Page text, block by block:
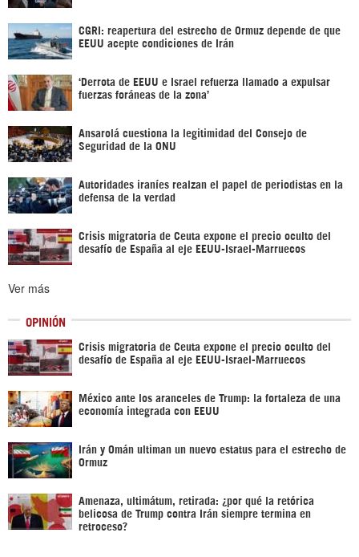
CGRI: reapertura del estrecho de Ormuz depende de que
EEUU acepte condiciones de Irán
‘Derrota de EEUU e Israel refuerza llamado a expulsar
fuerzas foráneas de la zona’
Ansarolá cuestiona la legitimidad del Consejo de
Seguridad de la ONU
Autoridades iraníes realzan el papel de periodistas en la
defensa de la verdad
Crisis migratoria de Ceuta expone el precio oculto del
desafío de España al eje EEUU-Israel-Marruecos
Ver más
OPINIÓN
Crisis migratoria de Ceuta expone el precio oculto del
desafío de España al eje EEUU-Israel-Marruecos
México ante los aranceles de Trump: la fortaleza de una
economía integrada con EEUU
Irán y Omán ultiman un nuevo estatus para el estrecho de
Ormuz
Amenaza, ultimátum, retirada: ¿por qué la retórica
belicosa de Trump contra Irán siempre termina en
retroceso?